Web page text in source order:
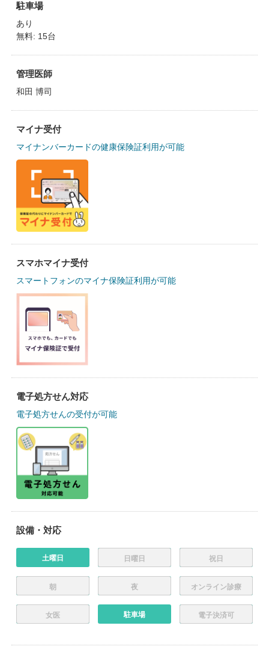
駐車場
あり
無料: 15台
管理医師
和田 博司
マイナ受付
マイナンバーカードの健康保険証利用が可能
スマホマイナ受付
スマートフォンのマイナ保険証利用が可能
電子処方せん対応
電子処方せんの受付が可能
設備・対応
土曜日 日曜日 祝日
朝 夜 オンライン診療
女医 駐車場 電子決済可